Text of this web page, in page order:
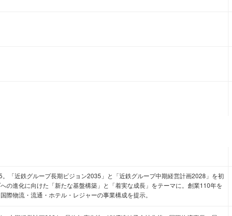
「近鉄グループ長期ビジョン2035」と「近鉄グループ中期経営計画2028」を初
の進化に向けた「新たな基盤構築」と「着実な成長」をテーマに。創業110年を
際物流・流通・ホテル・レジャーの事業構成を提示。